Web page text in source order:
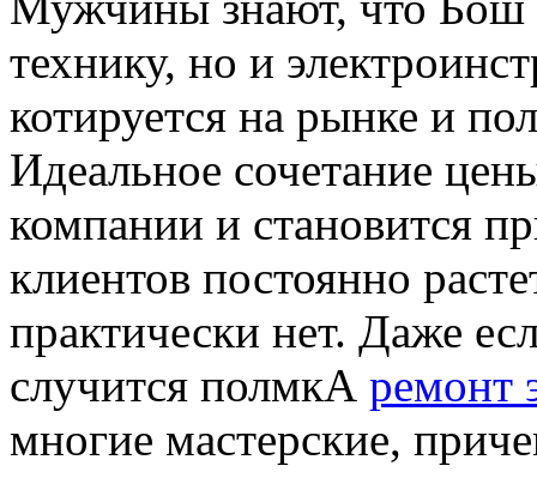
технику, но и
котируется на рынке и
Идеальное сочетание
компании и становится
клиентов постоянно
практически нет. Даже
случится полмкА ремонт
многие мастерские,